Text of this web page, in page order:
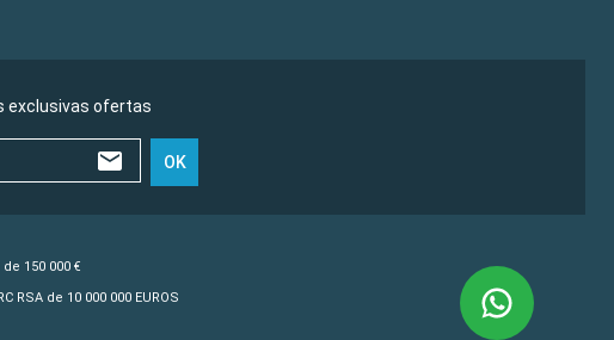
exclusivas ofertas
OK
150 000 €
de 10 000 000 EUROS